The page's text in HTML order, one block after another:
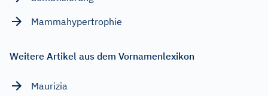
Mammahypertrophie
Weitere Artikel aus dem Vornamenlexikon
Maurizia